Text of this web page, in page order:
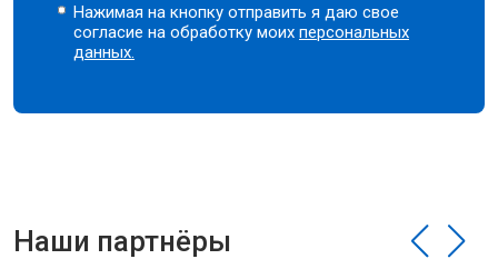
Нажимая на кнопку отправить я даю свое
согласие на обработку моихперсональных
данных.
Наши партнёры